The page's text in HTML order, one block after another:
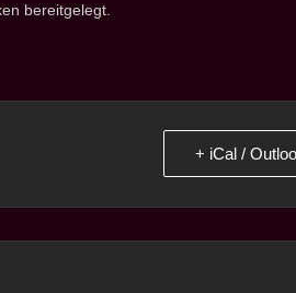
bereitgelegt.
+ iCal /